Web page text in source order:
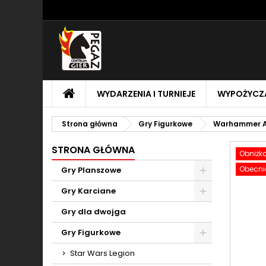
STRONA
GŁÓWNA
WYDARZENIA I TURNIEJE
Strona główna Gry Figurkowe Warhammer
STRONA GŁÓWNA
Gry Planszowe
Gry Karciane
Gry dla dwojga
Gry Figurkowe
Star Wars Legion